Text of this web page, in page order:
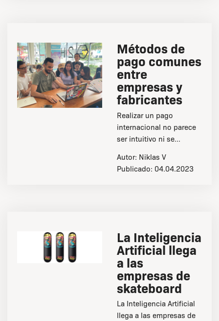
Métodos de
pago comunes
entre
empresas y
fabricantes
Realizar un pago
internacional no parece
ser intuitivo ni se...
Autor: Niklas V
Publicado: 04.04.2023
La Inteligencia
Artificial llega
a las
empresas de
skateboard
La Inteligencia Artificial
llega a las empresas de